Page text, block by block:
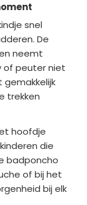
snel
De
neemt
of peuter niet
gemakkelijk
trekken
hoofdje
die
badponcho
of bij het
bij elk